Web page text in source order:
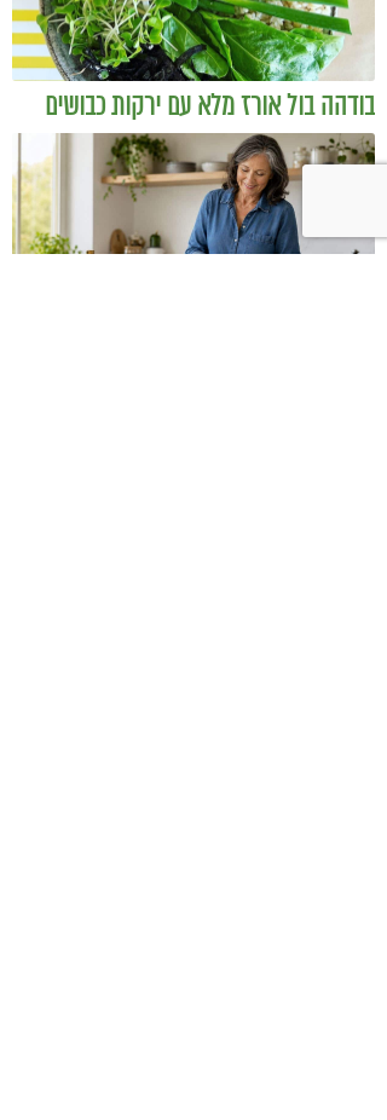
בודהה בול אורז מלא עם ירקות כבושים
ומקושקשת טופו